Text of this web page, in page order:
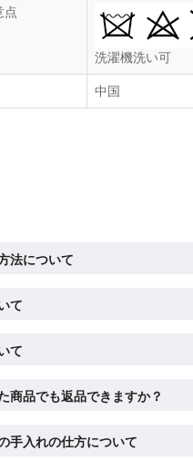
点
洗濯機洗い可
中国
法について
て
て
商品でも返品できますか？
手入れの仕方について